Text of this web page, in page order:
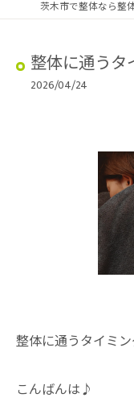
整体に通う
2026/04/24
整体に通うタイミ
こんばんは♪